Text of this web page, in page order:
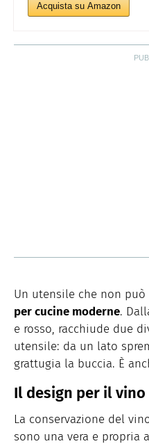
Acquista su Amazon
Un utensile che non può
per cucine moderne.
e rosso, racchiude due
utensile: da un lato
grattugia la buccia. È
Il design per il vino
La conservazione del
sono una vera e propria